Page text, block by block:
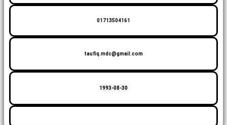
01713504161
taufiq.mdc@gmail.com
1993-08-30